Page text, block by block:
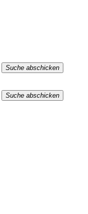
Suche abschicken
Suche abschicken